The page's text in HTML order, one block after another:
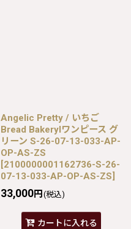
Angelic Pretty / いちご
Bread Bakerylワンピース グ
リーン S-26-07-13-033-AP-
OP-AS-ZS
[2100000001162736-S-26-
07-13-033-AP-OP-AS-ZS]
33,000円 (税込)
カートに入れる